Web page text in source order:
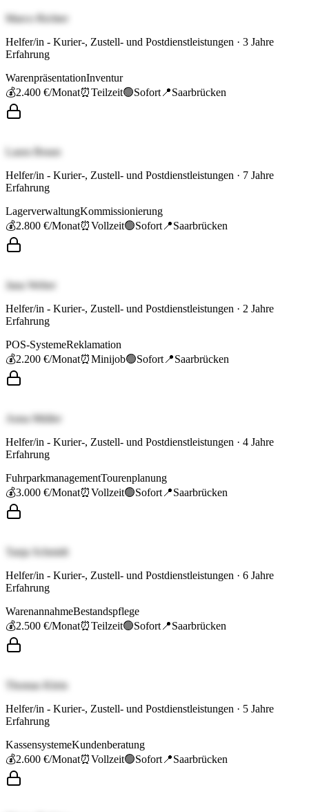
Marco Richter
Helfer/in - Kurier-, Zustell- und Postdienstleistungen · 3 Jahre
Erfahrung
WarenpräsentationInventur
💰2.400 €/Monat⏰Teilzeit🟢Sofort 📍Saarbrücken
Laura Braun
Helfer/in - Kurier-, Zustell- und Postdienstleistungen · 7 Jahre
Erfahrung
LagerverwaltungKommissionierung
💰2.800 €/Monat⏰Vollzeit🟢Sofort 📍Saarbrücken
Jana Weber
Helfer/in - Kurier-, Zustell- und Postdienstleistungen · 2 Jahre
Erfahrung
POS-SystemeReklamation
💰2.200 €/Monat⏰Minijob🟢Sofort 📍Saarbrücken
Anna Müller
Helfer/in - Kurier-, Zustell- und Postdienstleistungen · 4 Jahre
Erfahrung
FuhrparkmanagementTourenplanung
💰3.000 €/Monat⏰Vollzeit🟢Sofort 📍Saarbrücken
Tanja Schmidt
Helfer/in - Kurier-, Zustell- und Postdienstleistungen · 6 Jahre
Erfahrung
WarenannahmeBestandspflege
💰2.500 €/Monat⏰Teilzeit🟢Sofort 📍Saarbrücken
Thomas Klein
Helfer/in - Kurier-, Zustell- und Postdienstleistungen · 5 Jahre
Erfahrung
KassensystemeKundenberatung
💰2.600 €/Monat⏰Vollzeit🟢Sofort 📍Saarbrücken